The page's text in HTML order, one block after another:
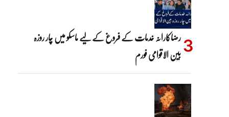
رضاکارانہ خدمات کے فروغ کے لیے ماسکو میں چار روزہ
بین الاقوامی فورم